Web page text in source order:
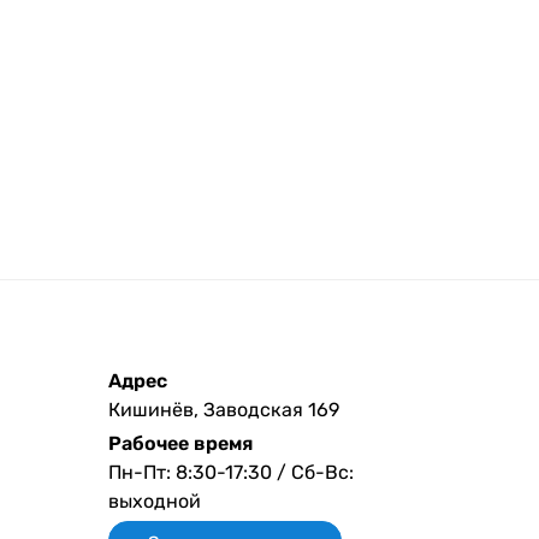
Адрес
Кишинёв, Заводская 169
Рабочее время
Пн-Пт: 8:30-17:30 / Сб-Вс:
выходной